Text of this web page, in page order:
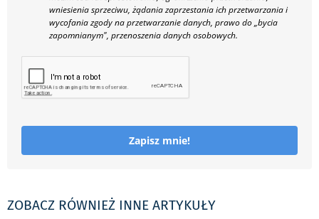
wniesienia sprzeciwu, żądania zaprzestania ich przetwarzania i
wycofania zgody na przetwarzanie danych, prawo do „bycia
zapomnianym", przenoszenia danych osobowych.
Zapisz mnie!
ZOBACZ RÓWNIEŻ INNE ARTYKUŁY